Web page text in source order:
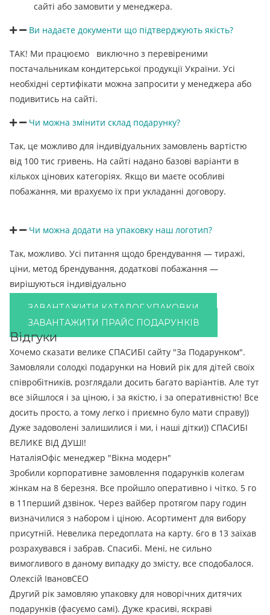
сайті або замовити у менеджера.
Ви надаєте документи що підтверджують якість?
ТАК! Ми працюємо виключно з перевіреними
постачальникам кондитерської продукції України. Усі
необхідні сертифікати можна запросити у менеджера або
подивитись на сайті.
Чи можна змінити склад подарунку?
Так, це можливо для індивідуальних замовлень вартістю
від 100 тис гривень. На сайті надано базові варіанти в
кількох цінових категоріях. Якщо ви маєте особливі
побажання, ми врахуємо їх при укладанні договору.
Чи можна додати на упаковку наш логотип?
Так, можливо. Усі питання щодо брендування — тиражі,
ціни, метод брендування, додаткові побажання —
вирішуються індивідуально
ЗАВАНТАЖИТИ КАТАЛОГ УПАКОВКИ
ЗАВАНТАЖИТИ ПРАЙС ПОДАРУНКІВ
Відгуки
Хочемо сказати велике СПАСИБІ сайту "За Подарунком".
Замовляли солодкі подарунки на Новий рік для дітей своїх
співробітників, розглядали досить багато варіантів. Але тут
все зійшлося і за ціною, і за якістю, і за оперативністю! Все
досить просто, а тому легко і приємно було мати справу))
Дуже задоволені залишилися і ми, і наші дітки)) СПАСИБІ
ВЕЛИКЕ ВІД ДУШІ!
НаталіяОфіс менеджер "Вікна модерн"
Зробили корпоративне замовлення подарунків колегам
жінкам на 8 березня. Все пройшло оперативно і чітко. 5 го
в 11перший дзвінок. Через вайбер протягом пару годин
визначилися з набором і ціною. Асортимент для вибору
присутній. Невелика передоплата на карту. 6го в 13 заїхав
розрахувався і забрав. Спасибі. Мені, не сильно
вимогливого в даному випадку до змісту, все сподобалося.
Олексій ІвановСЕО
Другий рік замовляю упаковку для новорічних дитячих
подарунків (фасуємо самі). Дуже красиві, яскраві